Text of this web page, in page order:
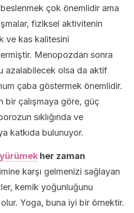
çok önemlidir ama
fiziksel aktivitenin
ve kas kalitesini
Menopozdan sonra
azalabilecek olsa da aktif
çaba göstermek önemlidir.
bir çalışmaya göre, güç
sıklığında ve
katkıda bulunuyor.
yürümek her zaman
karşı gelmenizi sağlayan
kemik yoğunluğunu
olur. Yoga, buna iyi bir örnektir.